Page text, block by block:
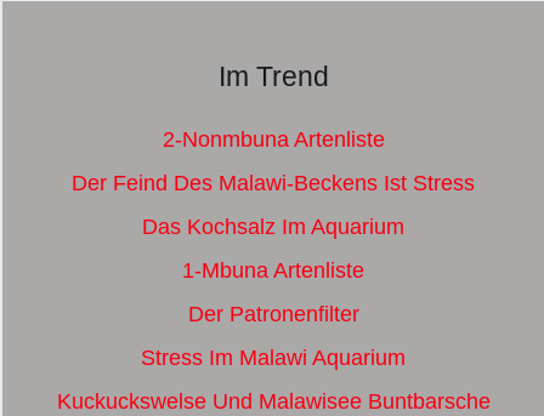
Im Trend
2-Nonmbuna Artenliste
Der Feind Des Malawi-Beckens Ist Stress
Das Kochsalz Im Aquarium
1-Mbuna Artenliste
Der Patronenfilter
Stress Im Malawi Aquarium
Kuckuckswelse Und Malawisee Buntbarsche